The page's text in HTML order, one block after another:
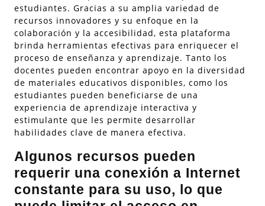
estudiantes. Gracias a su amplia variedad de
recursos innovadores y su enfoque en la
colaboración y la accesibilidad, esta plataforma
brinda herramientas efectivas para enriquecer el
proceso de enseñanza y aprendizaje. Tanto los
docentes pueden encontrar apoyo en la diversidad
de materiales educativos disponibles, como los
estudiantes pueden beneficiarse de una
experiencia de aprendizaje interactiva y
estimulante que les permite desarrollar
habilidades clave de manera efectiva.
Algunos recursos pueden
requerir una conexión a Internet
constante para su uso, lo que